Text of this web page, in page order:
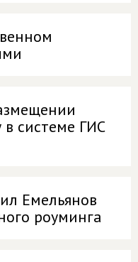
системе ГИС
Емельянов
роуминга